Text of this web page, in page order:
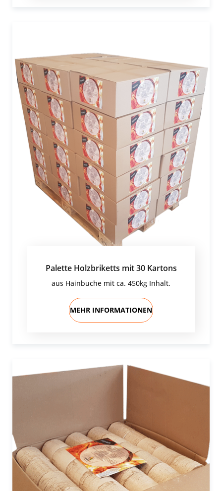
Palette Holzbriketts mit 30 Kartons
aus Hainbuche mit ca. 450kg Inhalt.
MEHR INFORMATIONEN